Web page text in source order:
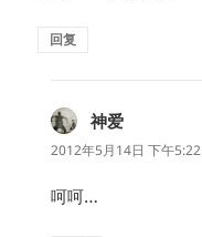
回复
神爱
道：
2012年5月14日 下午5:22
呵呵…